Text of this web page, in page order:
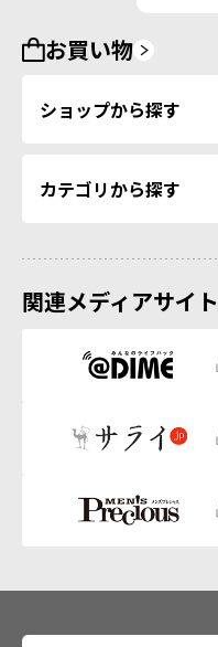
お買い物
ショップから探す
カテゴリから探す
関連メディアサイト